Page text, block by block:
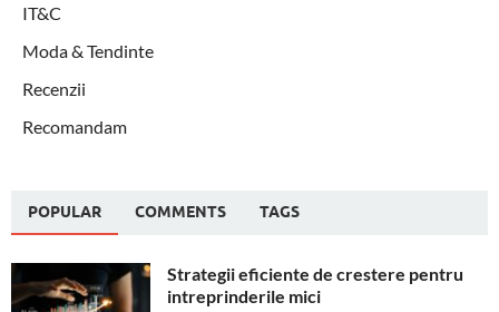
IT&C
Moda & Tendinte
Recenzii
Recomandam
POPULAR COMMENTS TAGS
Strategii eficiente de crestere pentru
intreprinderile mici